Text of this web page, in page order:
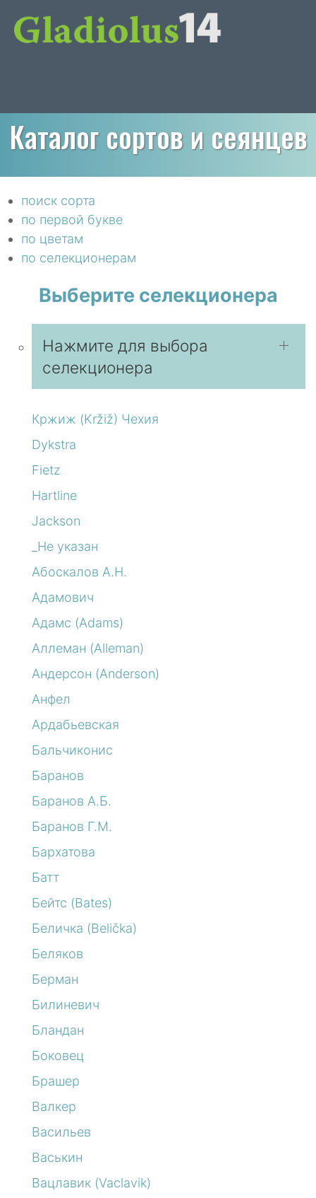
Каталог сортов и сеянцев
поиск сорта
по первой букве
по цветам
по селекционерам
Выберите селекционера
Нажмите для выбора
селекционера
Кржиж (Kržiž) Чехия
Dykstra
Fietz
Hartline
Jackson
_Не указан
Абоскалов А.Н.
Адамович
Адамс (Adams)
Аллеман (Alleman)
Андерсон (Anderson)
Анфел
Ардабьевская
Бальчиконис
Баранов
Баранов А.Б.
Баранов Г.М.
Бархатова
Батт
Бейтс (Bates)
Беличка (Belička)
Беляков
Берман
Билиневич
Бландан
Боковец
Брашер
Валкер
Васильев
Васькин
Вацлавик (Vaclavik)